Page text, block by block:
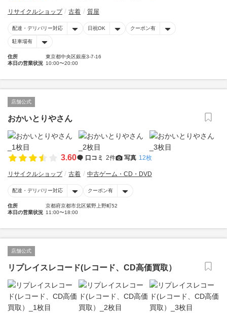
リサイクルショップ 古着 質屋
配達・デリバリー対応 日祝OK クーポン有
駐車場有
住所
東京都中央区銀座3-7-16
本日の営業状況 10:00〜20:00
店舗公式
おかいとりやさん
3.60 口コミ 2件 写真 12枚
リサイクルショップ 古着 中古ゲーム・CD・DVD
配達・デリバリー対応 クーポン有
住所
京都府京都市北区紫野上野町52
本日の営業状況 11:00〜18:00
店舗公式
リプレイスレコード(レコード、CD高価買取）